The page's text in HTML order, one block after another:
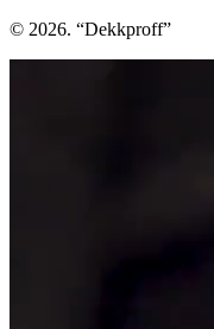
© 2026. “Dekkproff”